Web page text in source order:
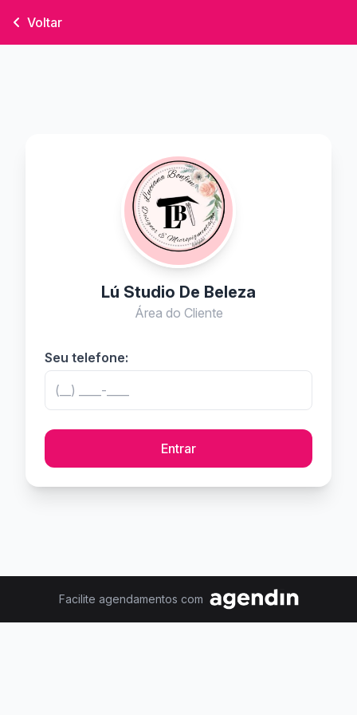
Voltar
Lú Studio De Beleza
Área do Cliente
Seu telefone:
Entrar
Facilite agendamentos com